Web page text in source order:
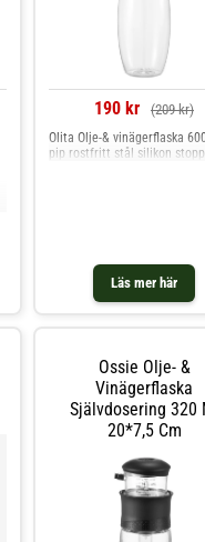
190 kr (209 kr)
Läs mer här
Olita Olje-& vinägerflaska
pip rostfritt stål silikon
Ossie Olje- &
Vinägerflaska
Självdosering 320
20*7,5 Cm